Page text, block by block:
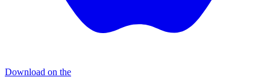
Download on the